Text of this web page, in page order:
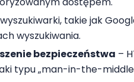
takie jak
wyszukiwania.
bezpieczeństwa –
typu „man-in-the-